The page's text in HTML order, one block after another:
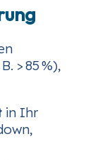
> 85 %),
in Ihr